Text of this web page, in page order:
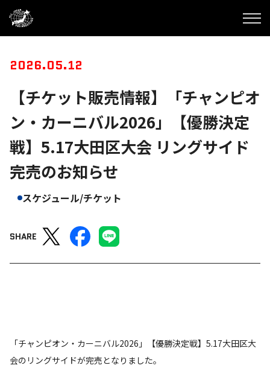
2026.05.12
【チケット販売情報】「チャンピオ
ン・カーニバル2026」【優勝決定
戦】5.17大田区大会 リングサイド
完売のお知らせ
スケジュール/チケット
SHARE
「チャンピオン・カーニバル2026」【優勝決定戦】5.17大田区大
会のリングサイドが完売となりました。